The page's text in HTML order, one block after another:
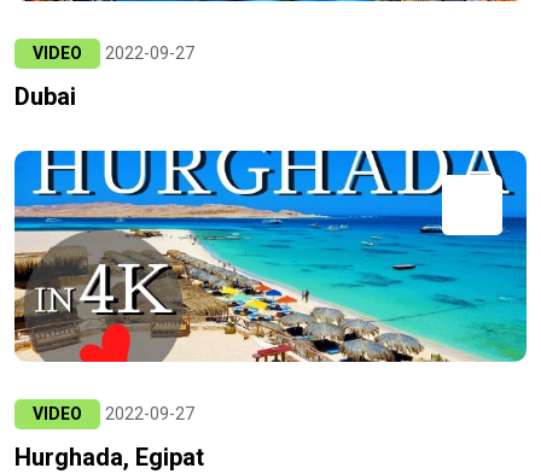
VIDEO 2022-09-27
Dubai
VIDEO 2022-09-27
Hurghada, Egipat